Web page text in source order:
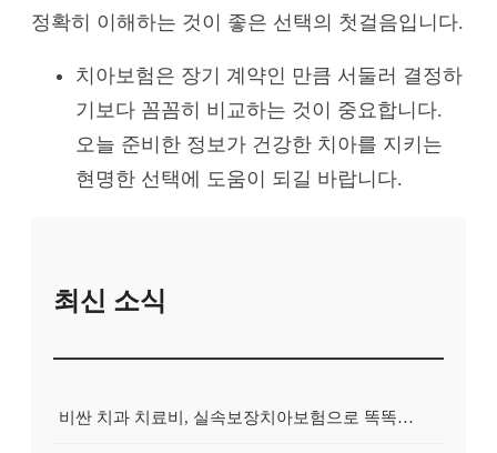
정확히 이해하는 것이 좋은 선택의 첫걸음입니다.
치아보험은 장기 계약인 만큼 서둘러 결정하
기보다 꼼꼼히 비교하는 것이 중요합니다.
오늘 준비한 정보가 건강한 치아를 지키는
현명한 선택에 도움이 되길 바랍니다.
최신 소식
비싼 치과 치료비, 실속보장치아보험으로 똑똑하게 대비하는 방법